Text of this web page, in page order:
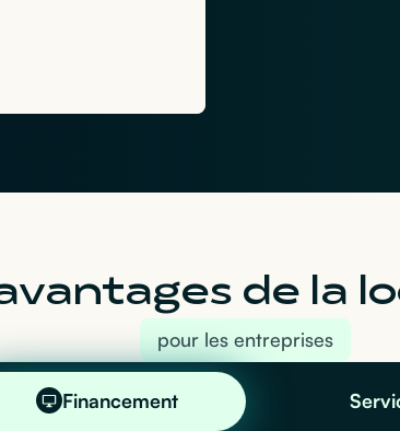
de la
pour les entreprises
Financement